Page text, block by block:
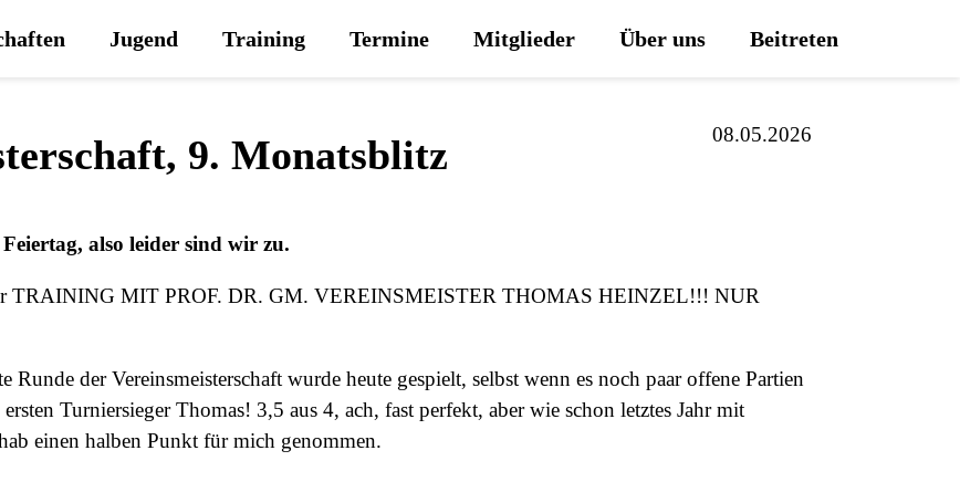
Jugend Training Termine Mitglieder Über uns Beitreten
9. Monatsblitz 08.05.2026
also leider sind wir zu.
TRAINING MIT PROF. DR. GM. VEREINSMEISTER THOMAS HEINZEL!!! NUR
Runde der Vereinsmeisterschaft wurde heute gespielt, selbst wenn es noch paar offene Partien
Turniersieger Thomas! 3,5 aus 4, ach, fast perfekt, aber wie schon letztes Jahr mit
einen halben Punkt für mich genommen.